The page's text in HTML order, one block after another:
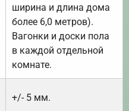
ширина и длина дома
более 6,0 метров).
Вагонки и доски пола
в каждой отдельной
комнате.
+/- 5 мм.